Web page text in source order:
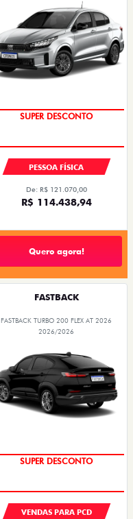
SUPER DESCONTO
PESSOA FÍSICA
De: R$ 121.070,00
R$ 114.438,94
Quero agora!
FASTBACK
FASTBACK TURBO 200 FLEX AT 2026
2026/2026
SUPER DESCONTO
VENDAS PARA PCD